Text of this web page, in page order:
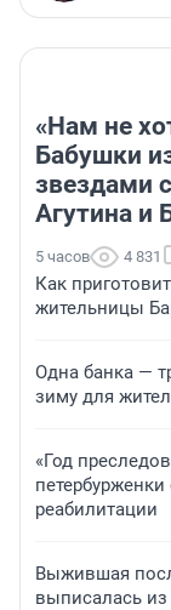
«Нам не
Бабушки
звездами
Агутина и
5 часов 4 831
Как
жительницы
Одна банка —
зиму для
«Год
реабилитации
Выжившая
выписалась